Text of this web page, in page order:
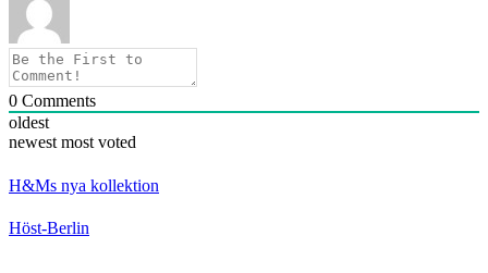
0 Comments
oldest
newest most voted
H&Ms nya kollektion
Höst-Berlin